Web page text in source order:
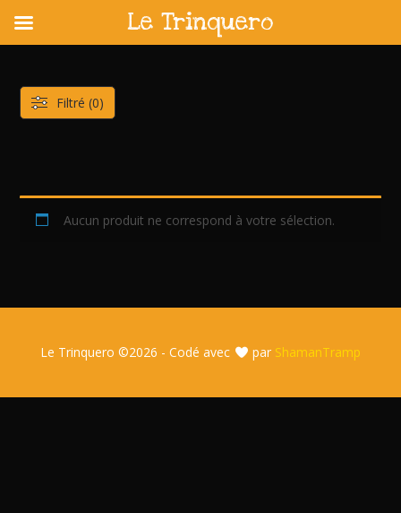
content
Aucun produit ne correspond à votre sélection.
Filtré (0)
Le Trinquero ©2026 - Codé avec par ShamanTramp
Le Trinquero